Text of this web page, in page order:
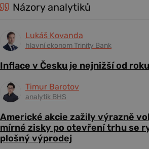
Názory analytiků
Lukáš Kovanda
hlavní ekonom Trinity Bank
Inflace v Česku je nejnižší od
Timur Barotov
analytik BHS
Americké akcie zažily výrazně
mírné zisky po otevření trhu se
plošný výprodej